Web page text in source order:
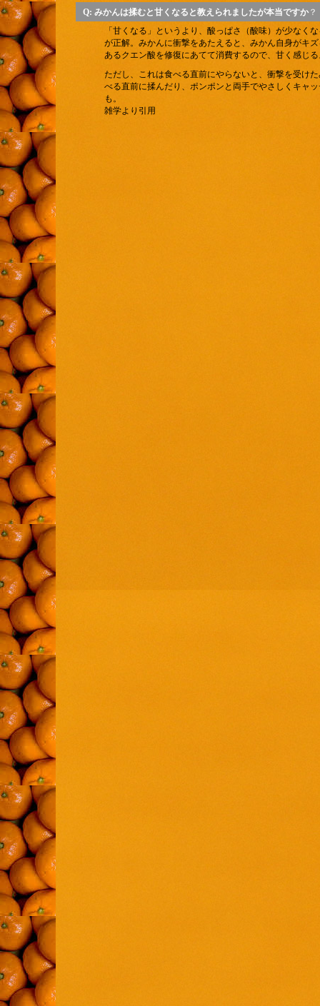
Q: みかんは揉むと甘くなると教えられましたが本当ですか？
「甘くなる」というより、酸っぱさ（酸味）が少なく
が正解。みかんに衝撃をあたえると、みかん自身がキ
あるクエン酸を修復にあてて消費するので、甘く感じ
ただし、これは食べる直前にやらないと、衝撃を受け
べる直前に揉んだり、ポンポンと両手でやさしくキャ
も。
雑学より引用